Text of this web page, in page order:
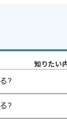
信
追加開発 , 自社製品開
サイト
30代活躍中 , 長期プ
自由 , 自社内開発が
知りたい
?
?